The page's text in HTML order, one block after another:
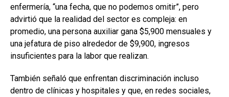
enfermería, “una fecha, que no podemos omitir”, pero
advirtió que la realidad del sector es compleja: en
promedio, una persona auxiliar gana $5,900 mensuales y
una jefatura de piso alrededor de $9,900, ingresos
insuficientes para la labor que realizan.
También señaló que enfrentan discriminación incluso
dentro de clínicas y hospitales y que, en redes sociales,